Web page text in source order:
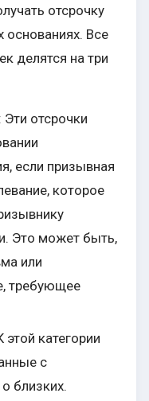
отсрочку
Все
делятся на три
: Эти отсрочки
если призывная
которое
Это может быть,
или
требующее
этой категории
с
близких.